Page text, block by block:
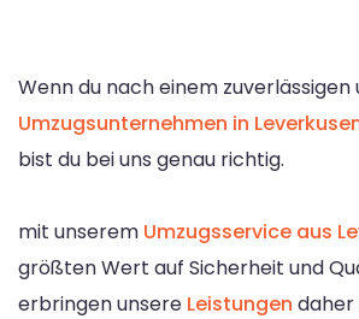
Wenn du nach einem
Umzugsunternehmen in
bist du bei uns genau richtig.
mit unserem Umzugsservice aus
größten Wert auf Sicherheit und
erbringen unsere Leistungen daher